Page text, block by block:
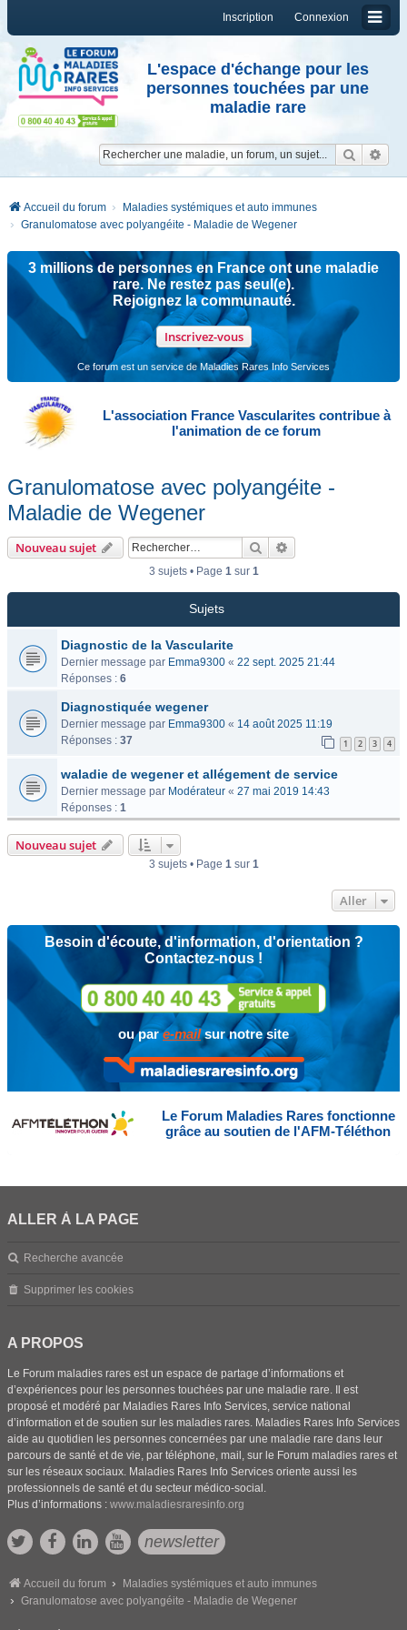
Connexion
Inscription
L'espace d'échange pour les
personnes touchées par une
maladie rare
Accueil du forum
Maladies systémiques et auto immunes
Granulomatose avec polyangéite - Maladie de Wegener
3 millions de personnes en France ont une maladie
rare. Ne restez pas seul(e).
Rejoignez la communauté.
Inscrivez-vous
Ce forum est un service de Maladies Rares Info Services
L'association France Vascularites contribue à
l'animation de ce forum
Granulomatose avec polyangéite -
Maladie de Wegener
Nouveau sujet Rechercher
3 sujets • Page 1sur 1
Sujets
Diagnostic de la Vascularite
Dernier message par Emma9300 « 22 sept. 2025 21:44
Réponses : 6
Diagnostiquée wegener
Dernier message par Emma9300 « 14 août 2025 11:19
Réponses : 37 1 2 3 4
waladie de wegener et allégement de service
Dernier message par Modérateur « 27 mai 2019 14:43
Réponses : 1
Nouveau sujet
3 sujets • Page 1sur 1
Aller
Besoin d'écoute, d'information, d'orientation ?
Contactez-nous !
ou pare-mailsur notre site
Le Forum Maladies Rares fonctionne
grâce au soutien de l'AFM-Téléthon
ALLER À LA PAGE
Recherche avancée
Supprimer les cookies
A PROPOS
Le Forum maladies rares est un espace de partage d’informations et
d’expériences pour les personnes touchées par une maladie rare. Il est
proposé et modéré par Maladies Rares Info Services, service national
d’information et de soutien sur les maladies rares. Maladies Rares Info Services
aide au quotidien les personnes concernées par une maladie rare dans leur
parcours de santé et de vie, par téléphone, mail, sur le Forum maladies rares et
sur les réseaux sociaux. Maladies Rares Info Services oriente aussi les
professionnels de santé et du secteur médico-social.
Plus d’informations : www.maladiesraresinfo.org
newsletter
Accueil du forum
Maladies systémiques et auto immunes
Granulomatose avec polyangéite - Maladie de Wegener